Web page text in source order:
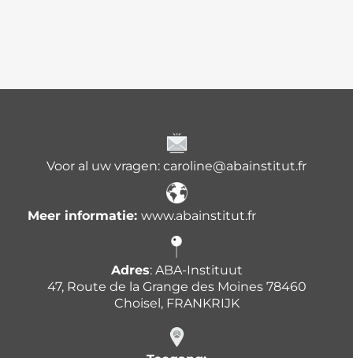
Voor al uw vragen: caroline@abainstitut.fr
Meer informatie: www.abainstitut.fr
Adres: ABA-Instituut
47, Route de la Grange des Moines 78460
Choisel, FRANKRIJK